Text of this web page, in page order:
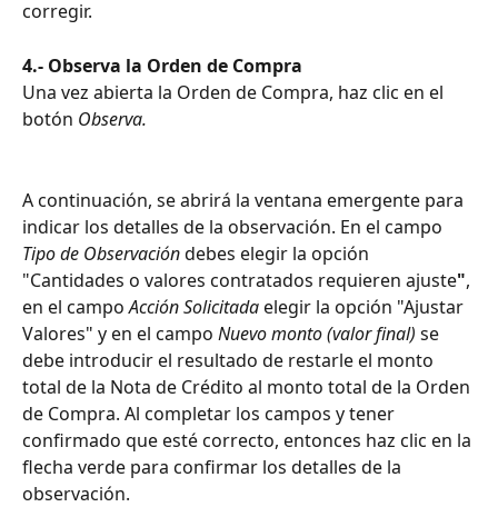
corregir.
4.- Observa la Orden de Compra
Una vez abierta la Orden de Compra, haz clic en el
botón Observa.
A continuación, se abrirá la ventana emergente para
indicar los detalles de la observación. En el campo
Tipo de Observación debes elegir la opción
"Cantidades o valores contratados requieren ajuste",
en el campo Acción Solicitada elegir la opción "Ajustar
Valores" y en el campo Nuevo monto (valor final) se
debe introducir el resultado de restarle el monto
total de la Nota de Crédito al monto total de la Orden
de Compra. Al completar los campos y tener
confirmado que esté correcto, entonces haz clic en la
flecha verde para confirmar los detalles de la
observación.